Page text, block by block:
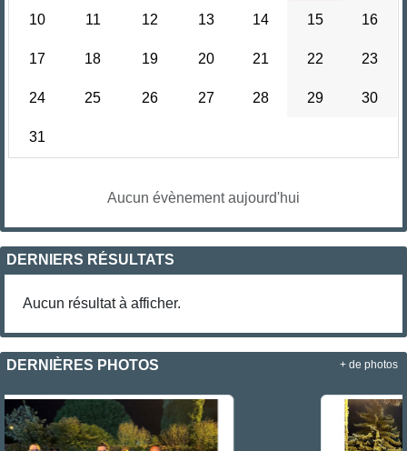
10 11 12 13 14 15 16
17 18 19 20 21 22 23
24 25 26 27 28 29 30
31
Aucun évènement aujourd'hui
DERNIERS RÉSULTATS
Aucun résultat à afficher.
DERNIÈRES PHOTOS + de photos